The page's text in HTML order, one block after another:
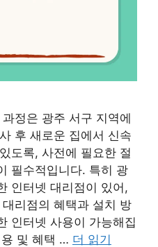
정은 광주 서구 지역에
후 새로운 집에서 신속
도록, 사전에 필요한 절
필수적입니다. 특히 광
인터넷 대리점이 있어,
리점의 혜택과 설치 방
인터넷 사용이 가능해집
및 혜택 … 더 읽기